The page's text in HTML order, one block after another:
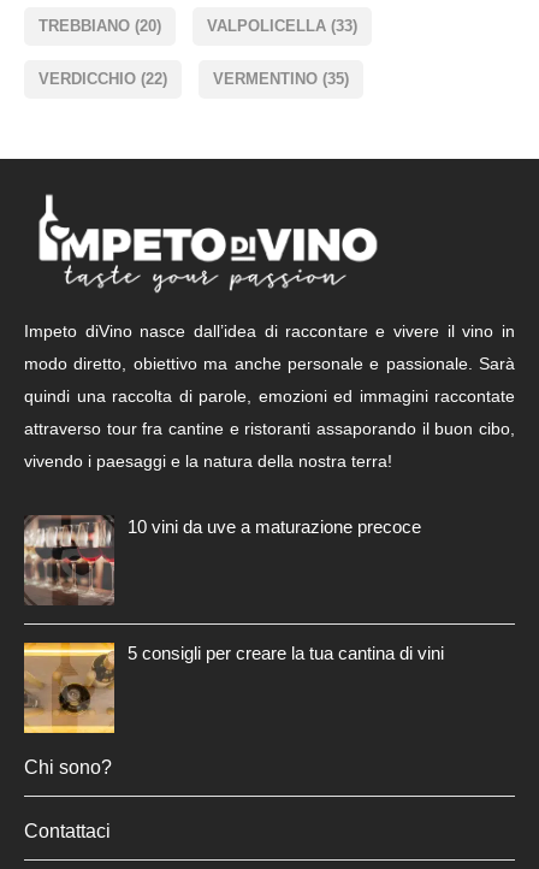
TREBBIANO (20) VALPOLICELLA (33)
VERDICCHIO (22) VERMENTINO (35)
Impeto diVino nasce dall’idea di raccontare e vivere il vino in
modo diretto, obiettivo ma anche personale e passionale. Sarà
quindi una raccolta di parole, emozioni ed immagini raccontate
attraverso tour fra cantine e ristoranti assaporando il buon cibo,
vivendo i paesaggi e la natura della nostra terra!
10 vini da uve a maturazione precoce
5 consigli per creare la tua cantina di vini
Chi sono?
Contattaci